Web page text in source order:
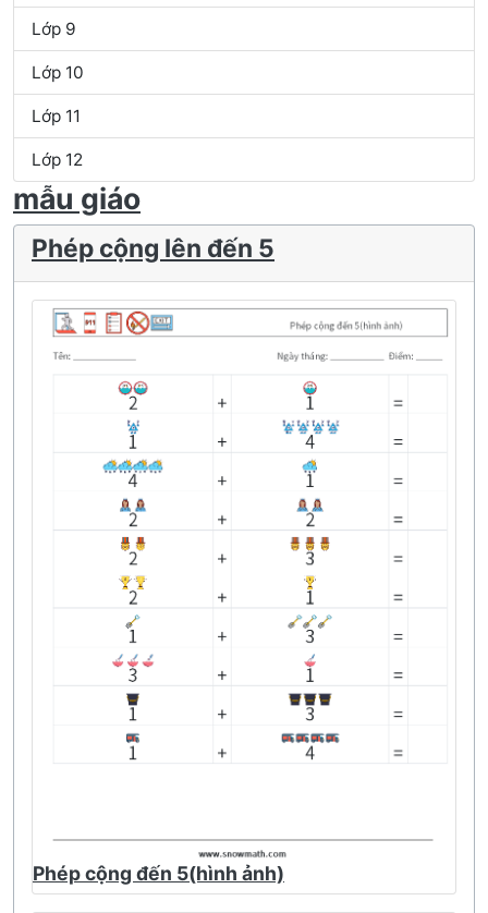
Lớp 9
Lớp 10
Lớp 11
Lớp 12
mẫu giáo
Phép cộng lên đến 5
Phép cộng đến 5(hình ảnh)